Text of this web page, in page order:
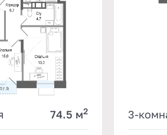
74.5 м2 3-